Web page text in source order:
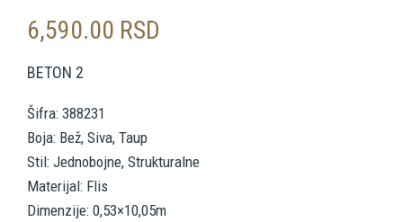
6,590.00 RSD
BETON 2
Šifra: 388231
Boja: Bež, Siva, Taup
Stil: Jednobojne, Strukturalne
Materijal: Flis
Dimenzije: 0,53×10,05m